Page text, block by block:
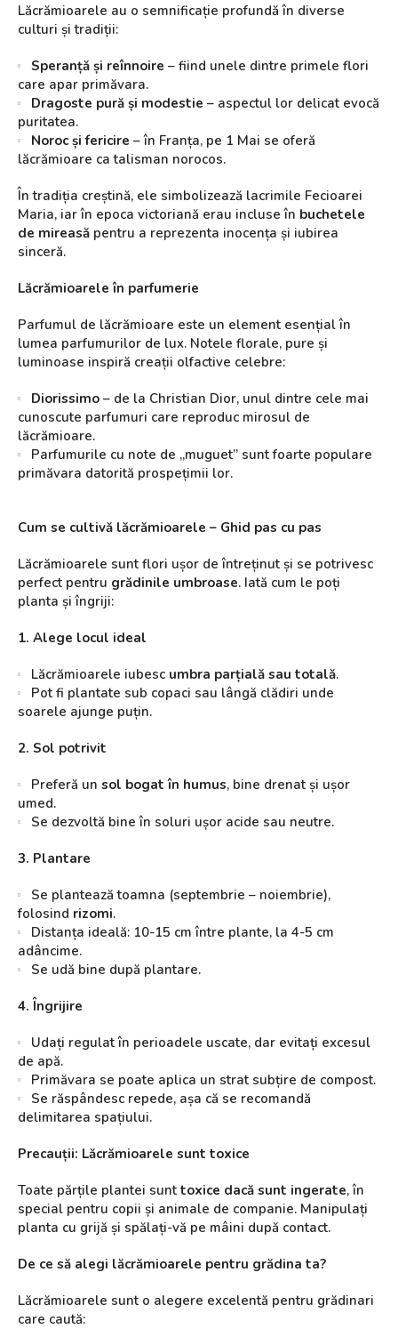
Lăcrămioarele au o semnificație profundă în diverse
culturi și tradiții:
Speranță și reînnoire – fiind unele dintre primele flori
care apar primăvara.
Dragoste pură și modestie – aspectul lor delicat evocă
puritatea.
Noroc și fericire – în Franța, pe 1 Mai se oferă
lăcrămioare ca talisman norocos.
În tradiția creștină, ele simbolizează lacrimile Fecioarei
Maria, iar în epoca victoriană erau incluse în buchetele
de mireasă pentru a reprezenta inocența și iubirea
sinceră.
Lăcrămioarele în parfumerie
Parfumul de lăcrămioare este un element esențial în
lumea parfumurilor de lux. Notele florale, pure și
luminoase inspiră creații olfactive celebre:
Diorissimo – de la Christian Dior, unul dintre cele mai
cunoscute parfumuri care reproduc mirosul de
lăcrămioare.
Parfumurile cu note de „muguet” sunt foarte populare
primăvara datorită prospețimii lor.
Cum se cultivă lăcrămioarele – Ghid pas cu pas
Lăcrămioarele sunt flori ușor de întreținut și se potrivesc
perfect pentru grădinile umbroase. Iată cum le poți
planta și îngriji:
1. Alege locul ideal
Lăcrămioarele iubesc umbra parțială sau totală.
Pot fi plantate sub copaci sau lângă clădiri unde
soarele ajunge puțin.
2. Sol potrivit
Preferă un sol bogat în humus, bine drenat și ușor
umed.
Se dezvoltă bine în soluri ușor acide sau neutre.
3. Plantare
Se plantează toamna (septembrie – noiembrie),
folosind rizomi.
Distanța ideală: 10-15 cm între plante, la 4-5 cm
adâncime.
Se udă bine după plantare.
4. Îngrijire
Udați regulat în perioadele uscate, dar evitați excesul
de apă.
Primăvara se poate aplica un strat subțire de compost.
Se răspândesc repede, așa că se recomandă
delimitarea spațiului.
Precauții: Lăcrămioarele sunt toxice
Toate părțile plantei sunt toxice dacă sunt ingerate, în
special pentru copii și animale de companie. Manipulați
planta cu grijă și spălați-vă pe mâini după contact.
De ce să alegi lăcrămioarele pentru grădina ta?
Lăcrămioarele sunt o alegere excelentă pentru grădinari
care caută: